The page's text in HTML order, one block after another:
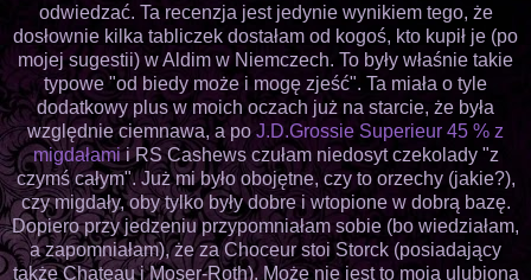
odwiedzać. Ta recenzja jest jedynie wynikiem tego, że
dosłownie kilka tabliczek dostałam od kogoś, kto kupił je (po
mojej sugestii) w Aldim w Niemczech. To były właśnie takie
typowe "od biedy może i mogę zjeść". Ta miała o tyle
dodatkowy plus w moich oczach już na starcie, że była
względnie ciemnawa, a po J.D.Grossie Superieur 45 % z
migdałamii RS Cashews czułam niedosyt czekolady "z
czymś całym". Już mi było obojętne, czy to orzechy (jakie?),
czy migdały, oby tylko były dobre i wtopione w dobrą bazę.
Dopiero przy jedzeniu przypomniałam sobie (bo wiedziałam,
a zapomniałam), że za Choceur stoi Storck (posiadający
także Chateau i Moser-Roth). Może nie jest to moja ulubiona